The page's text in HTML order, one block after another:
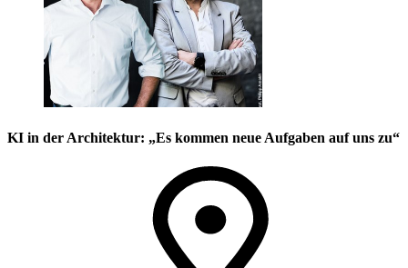
KI in der Architektur: „Es kommen neue Aufgaben auf uns zu“